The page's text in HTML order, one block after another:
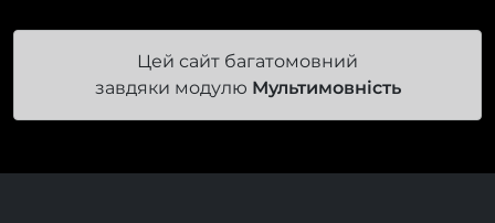
Цей сайт багатомовний
завдяки модулю Мультимовність